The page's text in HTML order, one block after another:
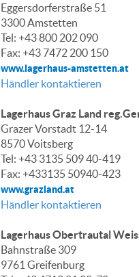
Eggersdorferstraße 51
3300 Amstetten
Tel: +43 800 202 090
Fax: +43 7472 200 150
www.lagerhaus-amstetten.at
Händler kontaktieren
Lagerhaus Graz Land
Grazer Vorstadt 12-14
8570 Voitsberg
Tel: +43 3135 509 40-419
Fax: +433135 50940-423
www.grazland.at
Händler kontaktieren
Lagerhaus Obertrautal
Bahnstraße 309
9761 Greifenburg